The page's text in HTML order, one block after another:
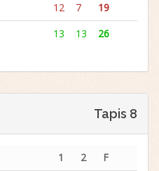
12 7
19
13 13 26
Tapis 8
1 2
F